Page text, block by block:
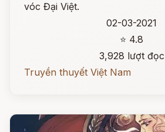
vóc Đại Việt.
02-03-2021
⭐ 4.8
3,928 lượt đọc
Truyền thuyết Việt Nam